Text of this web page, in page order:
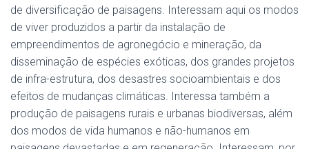
de diversificação de paisagens. Interessam aqui os modos
de viver produzidos a partir da instalação de
empreendimentos de agronegócio e mineração, da
disseminação de espécies exóticas, dos grandes projetos
de infra-estrutura, dos desastres socioambientais e dos
efeitos de mudanças climáticas. Interessa também a
produção de paisagens rurais e urbanas biodiversas, além
dos modos de vida humanos e não-humanos em